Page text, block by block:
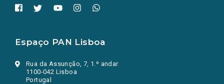
Espaço PAN Lisboa
Rua da Assunção, 7, 1.º andar
1100-042 Lisboa
Portugal